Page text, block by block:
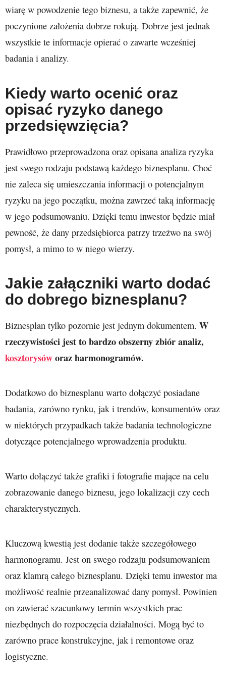
wiarę w powodzenie tego biznesu, a także zapewnić, że
poczynione założenia dobrze rokują. Dobrze jest jednak
wszystkie te informacje opierać o zawarte wcześniej
badania i analizy.
Kiedy warto ocenić oraz
opisać ryzyko danego
przedsięwzięcia?
Prawidłowo przeprowadzona oraz opisana analiza ryzyka
jest swego rodzaju podstawą każdego biznesplanu. Choć
nie zaleca się umieszczania informacji o potencjalnym
ryzyku na jego początku, można zawrzeć taką informację
w jego podsumowaniu. Dzięki temu inwestor będzie miał
pewność, że dany przedsiębiorca patrzy trzeźwo na swój
pomysł, a mimo to w niego wierzy.
Jakie załączniki warto dodać
do dobrego biznesplanu?
Biznesplan tylko pozornie jest jednym dokumentem. W
rzeczywistości jest to bardzo obszerny zbiór analiz,
kosztorysóworaz harmonogramów.
Dodatkowo do biznesplanu warto dołączyć posiadane
badania, zarówno rynku, jak i trendów, konsumentów oraz
w niektórych przypadkach także badania technologiczne
dotyczące potencjalnego wprowadzenia produktu.
Warto dołączyć także grafiki i fotografie mające na celu
zobrazowanie danego biznesu, jego lokalizacji czy cech
charakterystycznych.
Kluczową kwestią jest dodanie także szczegółowego
harmonogramu. Jest on swego rodzaju podsumowaniem
oraz klamrą całego biznesplanu. Dzięki temu inwestor ma
możliwość realnie przeanalizować dany pomysł. Powinien
on zawierać szacunkowy termin wszystkich prac
niezbędnych do rozpoczęcia działalności. Mogą być to
zarówno prace konstrukcyjne, jak i remontowe oraz
logistyczne.